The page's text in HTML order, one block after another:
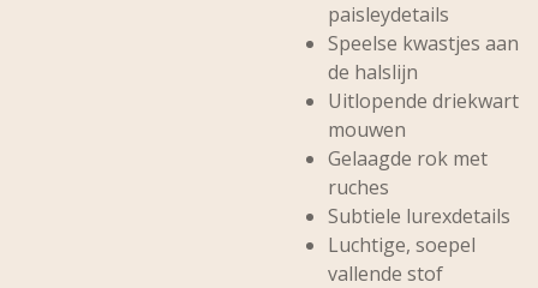
paisleydetails
Speelse kwastjes aan
de halslijn
Uitlopende driekwart
mouwen
Gelaagde rok met
ruches
Subtiele lurexdetails
Luchtige, soepel
vallende stof